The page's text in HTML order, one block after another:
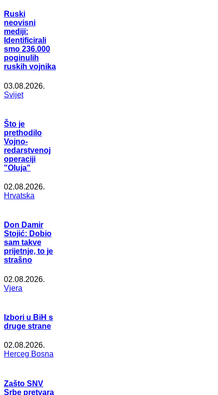
Ruski
neovisni
mediji:
Identificirali
smo 236.000
poginulih
ruskih vojnika
03.08.2026.
Svijet
Što je
prethodilo
Vojno-
redarstvenoj
operaciji
"Oluja"
02.08.2026.
Hrvatska
Don Damir
Stojić: Dobio
sam takve
prijetnje, to je
strašno
02.08.2026.
Vjera
Izbori u BiH s
druge strane
02.08.2026.
Herceg Bosna
Zašto SNV
Srbe pretvara